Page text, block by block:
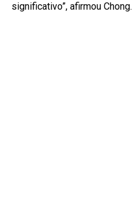
significativo”, afirmou Chong.